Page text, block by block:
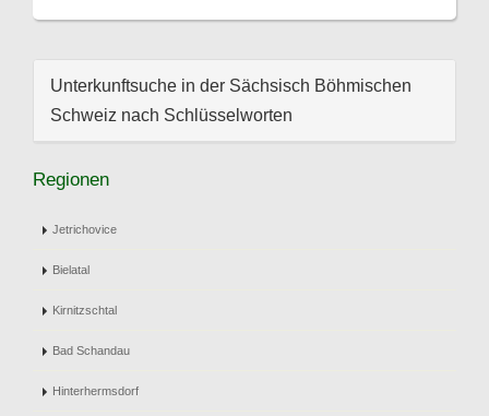
Unterkunftsuche in der Sächsisch Böhmischen
Schweiz nach Schlüsselworten
Regionen
Jetrichovice
Bielatal
Kirnitzschtal
Bad Schandau
Hinterhermsdorf